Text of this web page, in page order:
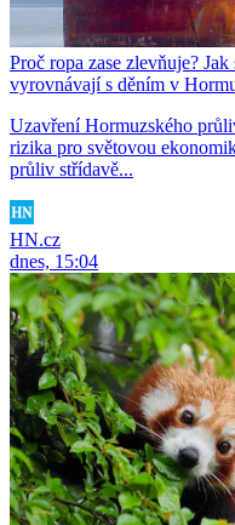
Proč ropa zase zlevňuje?
vyrovnávají s děním v
Uzavření Hormuzského
rizika pro světovou
průliv střídavě...
HN.cz
dnes, 15:04